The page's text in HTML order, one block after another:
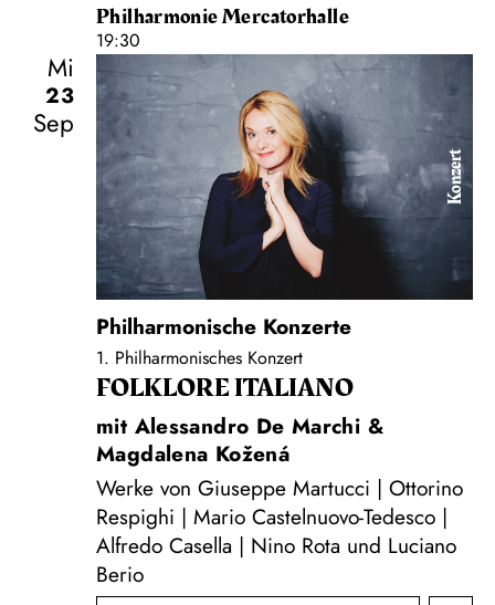
Philharmonie Mercatorhalle
19:30
Mi
23
Sep
Konzert
Philharmonische Konzerte
1. Philharmonisches Konzert
FOLKLORE ITALIANO
mit Alessandro De Marchi &
Magdalena Kožená
Werke von Giuseppe Martucci | Ottorino
Respighi | Mario Castelnuovo-Tedesco |
Alfredo Casella | Nino Rota und Luciano
Berio